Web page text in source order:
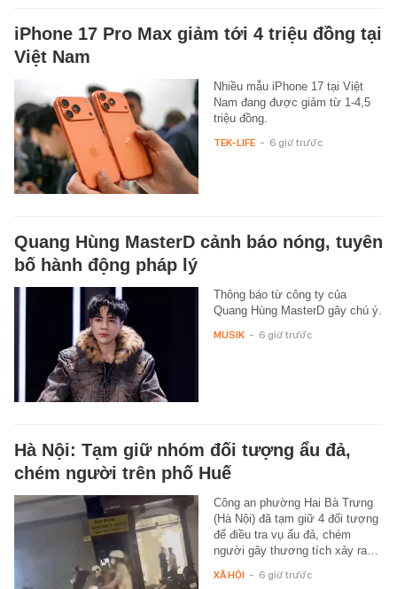
iPhone 17 Pro Max giảm tới 4 triệu đồng tại
Việt Nam
Nhiều mẫu iPhone 17 tại Việt
Nam đang được giảm từ 1-4,5
triệu đồng.
TEK-LIFE - 6 giờ trước
Quang Hùng MasterD cảnh báo nóng, tuyên
bố hành động pháp lý
Thông báo từ công ty của
Quang Hùng MasterD gây chú ý.
MUSIK - 6 giờ trước
Hà Nội: Tạm giữ nhóm đối tượng ẩu đả,
chém người trên phố Huế
Công an phường Hai Bà Trưng
(Hà Nội) đã tạm giữ 4 đối tượng
để điều tra vụ ẩu đả, chém
người gây thương tích xảy ra…
XÃ HỘI - 6 giờ trước